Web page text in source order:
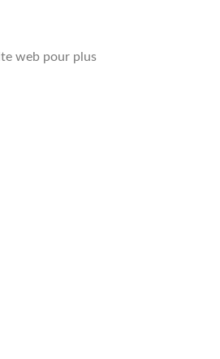
web pour plus